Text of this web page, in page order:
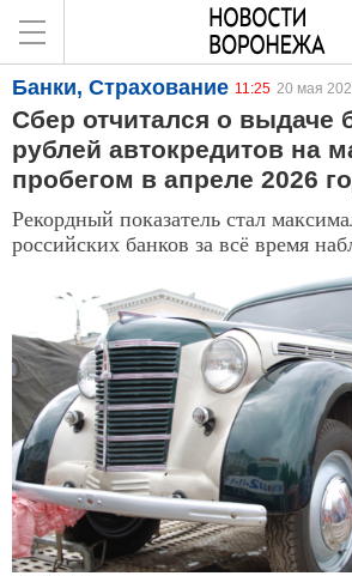
Банки, Страхование 11:25 20 мая
Сбер отчитался о выдаче
рублей автокредитов на
пробегом в апреле 2026
Рекордный показатель стал
российских банков за всё время